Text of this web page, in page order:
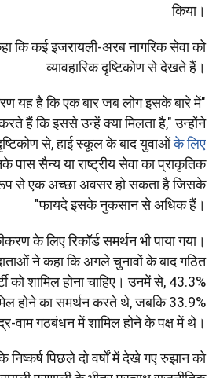
किया।
कि कई इजरायली-अरब नागरिक सेवा को
व्यावहारिक दृष्टिकोण से देखते हैं।
यह है कि एक बार जब लोग इसके बारे में
हैं कि इससे उन्हें क्या मिलता है," उन्होंने
से, हाई स्कूल के बाद युवाओंके लिए
पास सैन्य या राष्ट्रीय सेवा का प्राकृतिक
रूप से एक अच्छा अवसर हो सकता है जिसके
फायदे इसके नुकसान से अधिक हैं।"
के लिए रिकॉर्ड समर्थन भी पाया गया।
ने कहा कि अगले चुनावों के बाद गठित
को शामिल होना चाहिए। उनमें से, 43.3%
होने का समर्थन करते थे, जबकि 33.9%
वाम गठबंधन में शामिल होने के पक्ष में थे।
पिछले दो वर्षों में देखे गए रुझान को